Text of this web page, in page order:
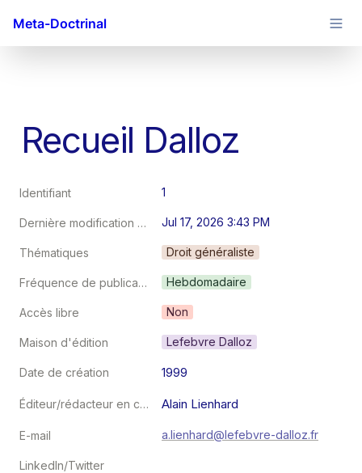
Meta-Doctrinal
Recueil Dalloz
Identifiant 1
Dernière modification au Jul 17, 2026 3:43 PM
Thématiques Droit généraliste
Fréquence de publication Hebdomadaire
Accès libre Non
Maison d'édition Lefebvre Dalloz
Date de création 1999
Éditeur/rédacteur en chef Alain Lienhard
E-mail a.lienhard@lefebvre-dalloz.fr
LinkedIn/Twitter